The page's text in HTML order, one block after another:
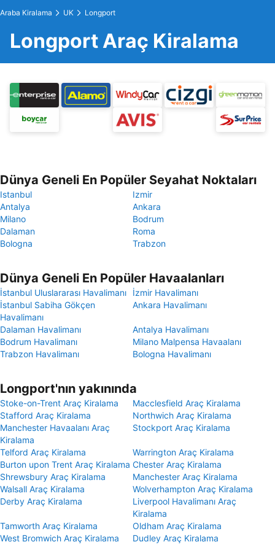
Araba Kiralama UK Longport
Longport Araç Kiralama
Dünya Geneli En Popüler Seyahat Noktaları
Istanbul
Izmir
Antalya
Ankara
Milano
Bodrum
Dalaman
Roma
Bologna
Trabzon
Dünya Geneli En Popüler Havaalanları
İstanbul Uluslararası Havalimanı
İzmir Havalimanı
İstanbul Sabiha Gökçen
Havalimanı
Ankara Havalimanı
Dalaman Havalimanı
Antalya Havalimanı
Bodrum Havalimanı
Milano Malpensa Havaalanı
Trabzon Havalimanı
Bologna Havalimanı
Longport'nın yakınında
Stoke-on-Trent Araç Kiralama
Macclesfield Araç Kiralama
Stafford Araç Kiralama
Northwich Araç Kiralama
Manchester Havaalanı Araç
Kiralama
Stockport Araç Kiralama
Telford Araç Kiralama
Warrington Araç Kiralama
Burton upon Trent Araç Kiralama Chester Araç Kiralama
Shrewsbury Araç Kiralama
Manchester Araç Kiralama
Walsall Araç Kiralama
Wolverhampton Araç Kiralama
Derby Araç Kiralama
Liverpool Havalimanı Araç
Kiralama
Tamworth Araç Kiralama
Oldham Araç Kiralama
West Bromwich Araç Kiralama
Dudley Araç Kiralama